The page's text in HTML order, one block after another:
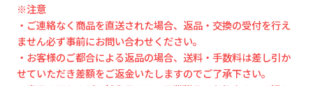
※注意
・ご連絡なく商品を直送された場合、返品・交換の受付を行え
ません必ず事前にお問い合わせください。
・お客様のご都合による返品の場合、送料・手数料は差し引か
せていただき差額をご返金いたしますのでご了承下さい。